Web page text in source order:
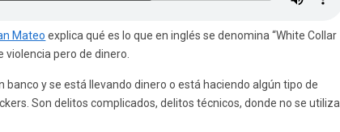
Mateo explica qué es lo que en inglés se denomina “White Collar
violencia pero de dinero.
y se está llevando dinero o está haciendo algún tipo de
Son delitos complicados, delitos técnicos, donde no se utiliza